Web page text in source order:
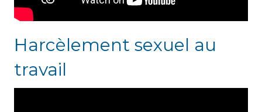
Harcèlement sexuel au
travail